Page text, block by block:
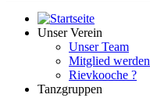
Unser Verein
Unser Team
Mitglied werden
Rievkooche ?
Tanzgruppen